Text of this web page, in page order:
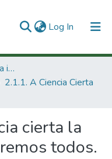
Log In (current)
2. Apropiación social de la información en Ciencia Tecnología e Innovación
2.1.1. A Ciencia Cierta
cierta la
todos.